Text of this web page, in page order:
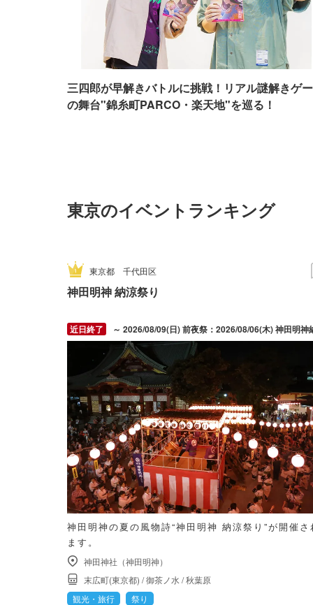
三四郎が早解きバトルに挑戦！リアル謎解きゲ
の舞台"錦糸町PARCO・楽天地"を巡る！
東京のイベントランキング
東京都 千代田区
神田明神 納涼祭り
～ 2026/08/09(日) 前夜祭：2026/08/06(木) 神田明神納涼祭り：2026/08/07(金) ～ 2026/08/09(
神田明神の夏の風物詩“神田明神 納涼祭り”が開催さ
ます。
神田神社（神田明神）
末広町(東京都) /御茶ノ水 /秋葉原
観光・旅行
祭り